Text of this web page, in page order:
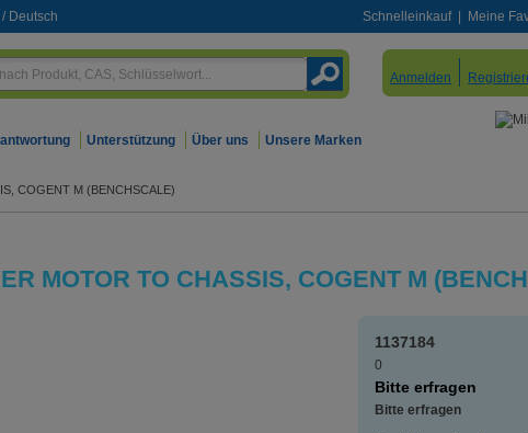
/ Deutsch Schnelleinkauf Meine
Anmelden
Unterstützung Über uns Unsere Marken
COGENT M (BENCHSCALE)
MOTOR TO CHASSIS, COGENT M
1137184
0
Bitte erfragen
Bitte erfragen